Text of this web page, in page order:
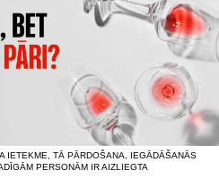
IETEKME, TĀ PĀRDOŠANA, IEGĀDĀŠANĀS
PERSONĀM IR AIZLIEGTA